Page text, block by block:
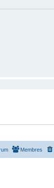
Membres